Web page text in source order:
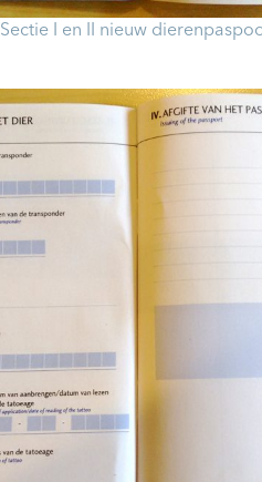
Sectie I en II nieuw